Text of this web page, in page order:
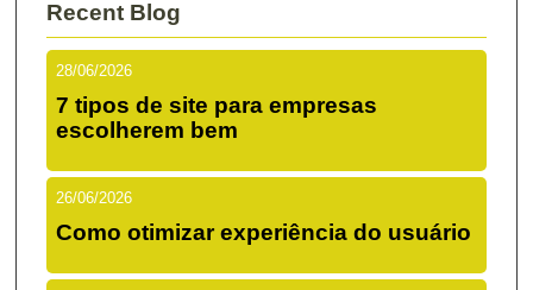
Recent Blog
28/06/2026
7 tipos de site para empresas
escolherem bem
26/06/2026
Como otimizar experiência do usuário